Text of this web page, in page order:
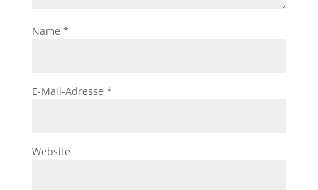
Name *
E-Mail-Adresse *
Website